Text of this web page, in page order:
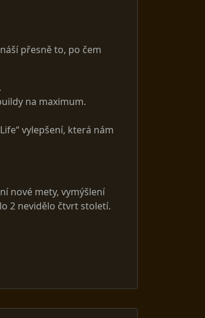
přesně to, po čem
na maximum.
vylepšení, která nám
nové mety, vymýšlení
2 nevidělo čtvrt století.